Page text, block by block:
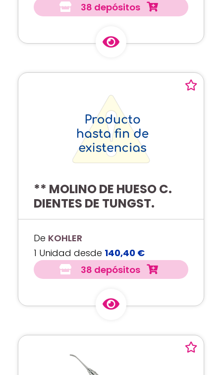
38 depósitos
** MOLINO DE HUESO C.
DIENTES DE TUNGST.
De KOHLER
1 Unidad desde 140,40 €
38 depósitos